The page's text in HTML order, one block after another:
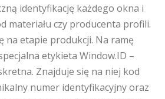
identyfikację każdego okna i
materiału czy producenta profili.
na etapie produkcji. Na ramę
etykieta Window.ID –
Znajduje się na niej kod
numer identyfikacyjny oraz